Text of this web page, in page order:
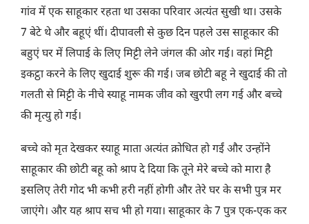
गांव में एक साहूकार रहता था उसका परिवार अत्यंत सुखी था। उसके
7 बेटे थे और बहूएं थीं। दीपावली से कुछ दिन पहले उस साहूकार की
बहुएं घर में लिपाई के लिए मिट्टी लेने जंगल की ओर गई। वहां मिट्टी
इकट्ठा करने के लिए खुदाई शुरू की गई। जब छोटी बहू ने खुदाई की तो
गलती से मिट्टी के नीचे स्याहू नामक जीव को खुरपी लग गई और बच्चे
की मृत्यु हो गई।
बच्चे को मृत देखकर स्याहू माता अत्यंत क्रोधित हो गईं और उन्होंने
साहूकार की छोटी बहू को श्राप दे दिया कि तूने मेरे बच्चे को मारा है
इसलिए तेरी गोद भी कभी हरी नहीं होगी और तेरे घर के सभी पुत्र मर
जाएंगे। और यह श्राप सच भी हो गया। साहूकार के 7 पुत्र एक-एक कर